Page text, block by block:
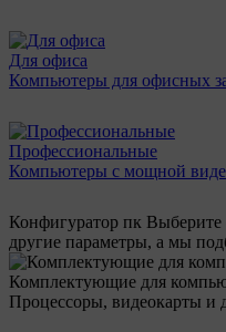
Для офиса
Компьютеры для офисных
Профессиональные
Компьютеры с мощной
Конфигуратор пк Выберите
другие параметры, а мы
Комплектующие для
Процессоры, видеокарты и